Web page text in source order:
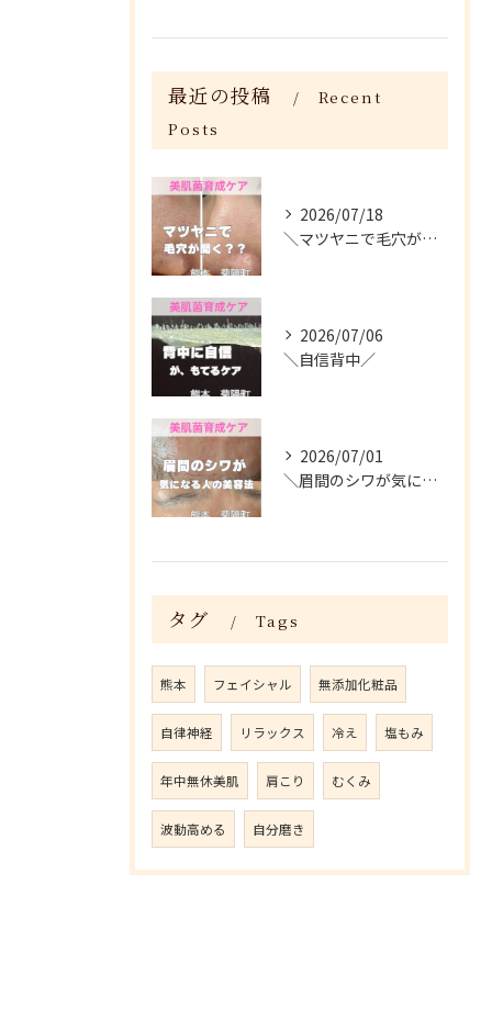
最近の投稿
Recent
Posts
2026/07/18
＼マツヤニで毛穴が開く？／
2026/07/06
＼自信背中／
2026/07/01
＼眉間のシワが気になる人がやってる美容法／
タグ Tags
熊本 フェイシャル 無添加化粧品
自律神経 リラックス 冷え 塩もみ
年中無休美肌 肩こり むくみ
波動高める 自分磨き